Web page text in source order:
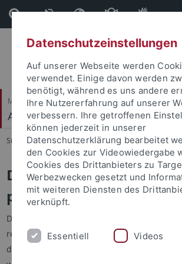
Direkt
zum
Inhalt
Direkt
zur
Fußleiste
Mathematisch-Naturwissenschaftliche Fakultät
Algorithmen der Bioinformatik
Sie sind hier: Startseite ... DIAMOND
DIAMOND - high
protein alignment
DIAMOND is a high-throughput program for
reads or protein sequences against a
database such as NR, at up to 20,000 times
Datenschutzeinstellungen
Auf unserer Webseite werden
verwendet. Einige davon werden
benötigt, während es uns andere
Ihre Nutzererfahrung auf unserer
verbessern. Ihre getroffenen
können jederzeit in unserer
Datenschutzerklärung bearbeitet
den Cookies zur Videowiedergabe
Cookies des Drittanbieters zu
Werbezwecken gesetzt und
mit weiteren Diensten des
verknüpft.
Essentiell Videos